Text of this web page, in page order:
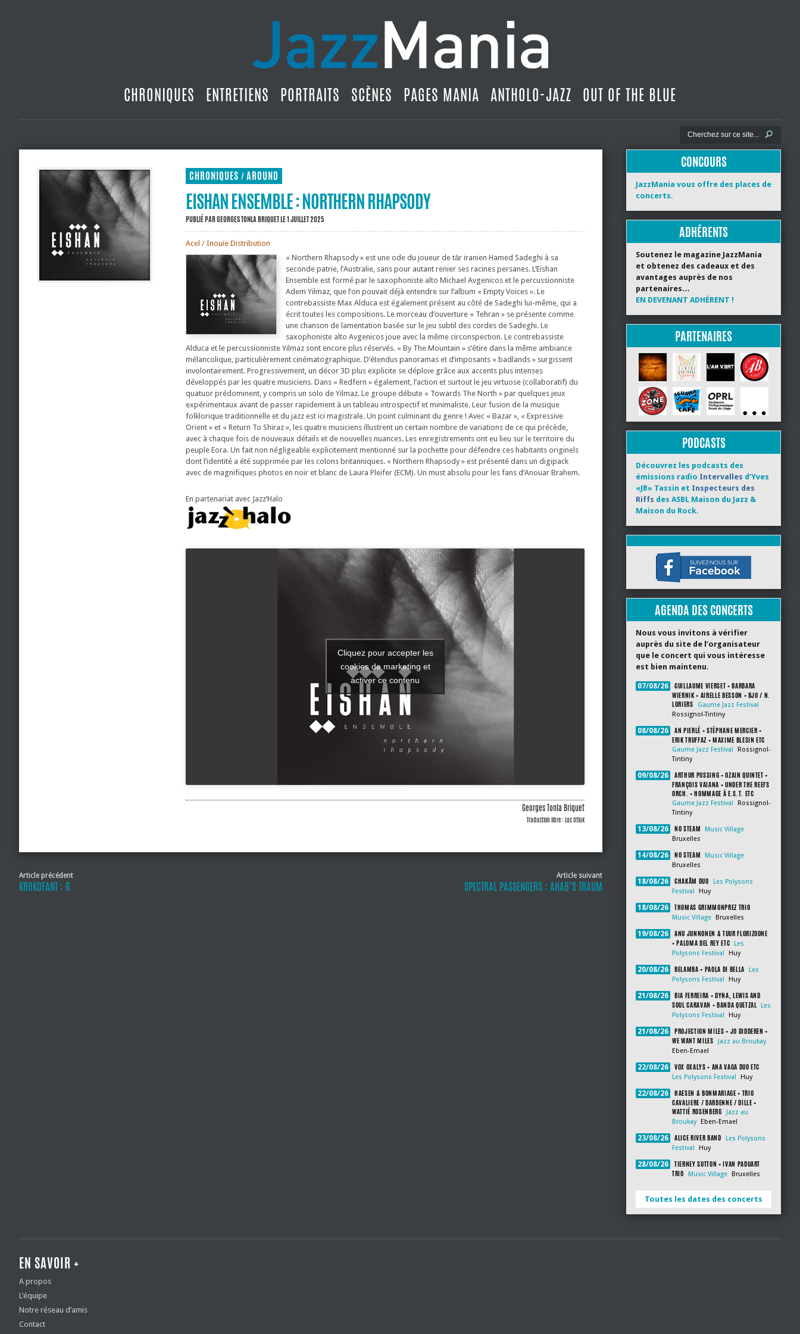
CHRONIQUES ENTRETIENS PORTRAITS SCÈNES PAGES MANIA ANTHOLO-JAZZ OUT OF THE BLUE
CHRONIQUES / AROUND
EISHAN ENSEMBLE : NORTHERN RHAPSODY
PUBLIÉ PARGEORGES TONLA BRIQUETLE 1 JUILLET 2025
Acel / Inouïe Distribution
« Northern Rhapsody » est une ode du joueur de tār iranien Hamed Sadeghi à sa
seconde patrie, l’Australie, sans pour autant renier ses racines persanes. L’Eishan
Ensemble est formé par le saxophoniste alto Michael Avgenicos et le percussionniste
Adem Yilmaz, que l’on pouvait déjà entendre sur l’album « Empty Voices ». Le
contrebassiste Max Alduca est également présent au côté de Sadeghi lui-même, qui a
écrit toutes les compositions. Le morceau d’ouverture « Tehran » se présente comme
une chanson de lamentation basée sur le jeu subtil des cordes de Sadeghi. Le
saxophoniste alto Avgenicos joue avec la même circonspection. Le contrebassiste
Alduca et le percussionniste Yilmaz sont encore plus réservés. « By The Mountain » s’étire dans la même ambiance
mélancolique, particulièrement cinématographique. D’étendus panoramas et d’imposants « badlands » surgissent
involontairement. Progressivement, un décor 3D plus explicite se déploie grâce aux accents plus intenses
développés par les quatre musiciens. Dans « Redfern » également, l’action et surtout le jeu virtuose (collaboratif) du
quatuor prédominent, y compris un solo de Yilmaz. Le groupe débute « Towards The North » par quelques jeux
expérimentaux avant de passer rapidement à un tableau introspectif et minimaliste. Leur fusion de la musique
folklorique traditionnelle et du jazz est ici magistrale. Un point culminant du genre ! Avec « Bazar », « Expressive
Orient » et « Return To Shiraz », les quatre musiciens illustrent un certain nombre de variations de ce qui précède,
avec à chaque fois de nouveaux détails et de nouvelles nuances. Les enregistrements ont eu lieu sur le territoire du
peuple Eora. Un fait non négligeable explicitement mentionné sur la pochette pour défendre ces habitants originels
dont l’identité a été supprimée par les colons britanniques. « Northern Rhapsody » est présenté dans un digipack
avec de magnifiques photos en noir et blanc de Laura Pleifer (ECM). Un must absolu pour les fans d’Anouar Brahem.
En partenariat avec Jazz’Halo
Cliquez pour accepter les
cookies de marketing et
activer ce contenu
Georges Tonla Briquet
Traduction libre : Luc Utluk
Article précédent
KROKOFANT : 6
Article suivant
SPECTRAL PASSENGERS : AHAB’S TRAUM
CONCOURS
JazzMania vous offre des places de
concerts.
ADHÉRENTS
Soutenez le magazine JazzMania
et obtenez des cadeaux et des
avantages auprès de nos
partenaires…
EN DEVENANT ADHÉRENT !
PARTENAIRES
PODCASTS
Découvrez les podcasts des
émissions radio Intervalles d’Yves
«JB» Tassin et Inspecteurs des
Riffs des ASBL Maison du Jazz &
Maison du Rock.
AGENDA DES CONCERTS
Nous vous invitons à vérifier
auprès du site de l’organisateur
que le concert qui vous intéresse
est bien maintenu.
07/08/26
GUILLAUME VIERSET + BARBARA
WIERNIK + AIRELLE BESSON + BJO / N.
LORIERS
Gaume Jazz Festival
Rossignol-Tintiny
08/08/26
AN PIERLÉ + STÉPHANE MERCIER +
ERIK TRUFFAZ + MAXIME BLESIN ETC
Gaume Jazz Festival
Rossignol-
Tintiny
09/08/26
ARTHUR POSSING + OZAIN QUINTET +
FRANÇOIS VAIANA + UNDER THE REEFS
ORCH. + HOMMAGE À E.S.T. ETC
Gaume Jazz Festival
Rossignol-
Tintiny
13/08/26 NO STEAM
Music Village
Bruxelles
14/08/26 NO STEAM
Music Village
Bruxelles
18/08/26 CHAKÂM DUO
Les Polysons
Festival
Huy
18/08/26 THOMAS GRIMMONPREZ TRIO
Music Village Bruxelles
19/08/26
ANU JUNNONEN & TUUR FLORIZOONE
+ PALOMA DEL REY ETC
Les
Polysons Festival
Huy
20/08/26 BELAMBA + PAOLA DI BELLA
Les
Polysons Festival
Huy
21/08/26
BIA FERREIRA + DYNA, LEWIS AND
SOUL CARAVAN + BANDA QUETZAL
Les
Polysons Festival
Huy
21/08/26
PROJECTION MILES + JO DIDDEREN +
WE WANT MILES
Jazz au Broukay
Eben-Emael
22/08/26 VOX OXALYS + ANA VAGA DUO ETC
Les Polysons Festival Huy
22/08/26
HAESEN & BONMARIAGE + TRIO
CAVALIERE / DARDENNE / DILLE +
WATTIÉ ROSENBERG
Jazz au
Broukay
Eben-Emael
23/08/26 ALICE RIVER BAND
Les Polysons
Festival
Huy
28/08/26
TIERNEY SUTTON + IVAN PADUART
TRIO
Music Village Bruxelles
Toutes les dates des concerts
EN SAVOIR +
A propos
L’équipe
Notre réseau d’amis
Contact